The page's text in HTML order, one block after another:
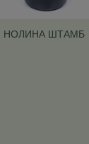
НОЛИНА ШТАМБ